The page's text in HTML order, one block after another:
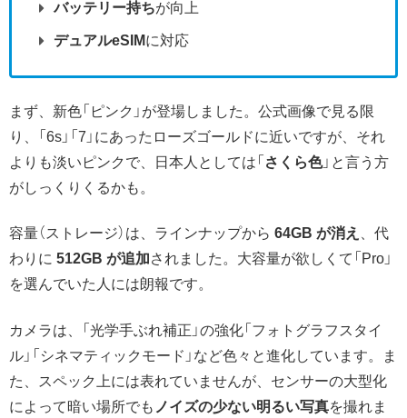
バッテリー持ちが向上
デュアルeSIMに対応
まず、新色「ピンク」が登場しました。公式画像で見る限
り、「6s」「7」にあったローズゴールドに近いですが、それ
よりも淡いピンクで、日本人としては「 さくら色」と言う方
がしっくりくるかも。
容量（ストレージ）は、ラインナップから 64GB が消え
、代
わりに 512GB が追加されました。大容量が欲しくて「Pro」
を選んでいた人には朗報です。
カメラは、「光学手ぶれ補正」の強化「フォトグラフスタイ
ル」「シネマティックモード」など色々と進化しています。ま
た、スペック上には表れていませんが、センサーの大型化
によって暗い場所でも ノイズの少ない明るい写真を撮れま